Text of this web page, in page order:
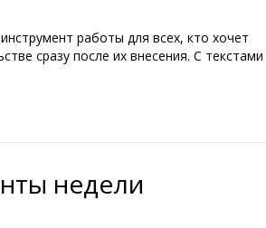
работы для всех, кто хочет
сразу после их внесения. С текстами
недели